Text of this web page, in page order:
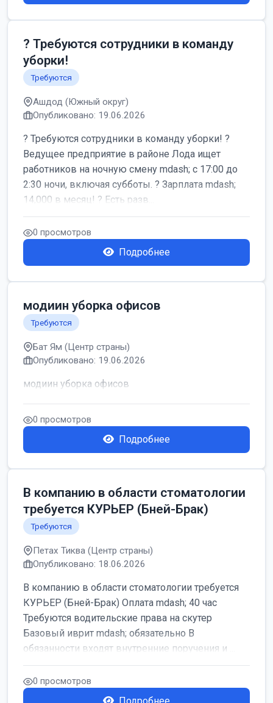
? Требуются сотрудники в команду
уборки!
Требуются
Ашдод (Южный округ)
Опубликовано: 19.06.2026
? Требуются сотрудники в команду уборки! ?
Ведущее предприятие в районе Лода ищет
работников на ночную смену mdash; с 17:00 до
2:30 ночи, включая субботы. ? Зарплата mdash;
14,000 в месяц! ? Есть разв...
0 просмотров
Подробнее
модиин уборка офисов
Требуются
Бат Ям (Центр страны)
Опубликовано: 19.06.2026
модиин уборка офисов
0 просмотров
Подробнее
В компанию в области стоматологии
требуется КУРЬЕР (Бней-Брак)
Требуются
Петах Тиква (Центр страны)
Опубликовано: 18.06.2026
В компанию в области стоматологии требуется
КУРЬЕР (Бней-Брак) Оплата mdash; 40 час
Требуются водительские права на скутер
Базовый иврит mdash; обязательно В
обязанности входят внутренние поручения и ...
0 просмотров